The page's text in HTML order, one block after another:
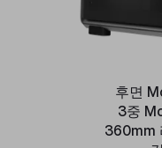
후면
3중
360mm